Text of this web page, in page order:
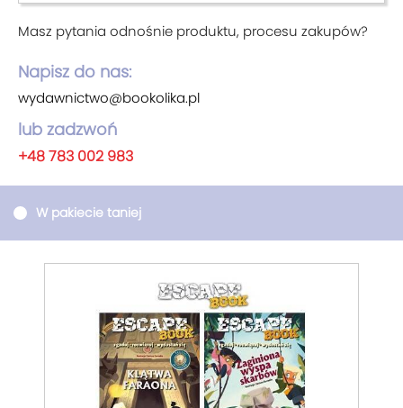
Masz pytania odnośnie produktu, procesu zakupów?
Napisz do nas:
wydawnictwo@bookolika.pl
lub zadzwoń
+48 783 002 983
W pakiecie taniej